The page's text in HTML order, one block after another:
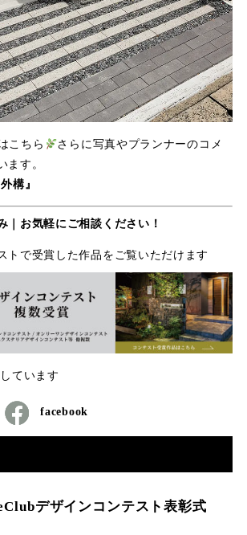
こちら
さらに写真やプランナーのコメ
す。
構』
｜お気軽にご相談ください！
で受賞した作品をご覧いただけます
ています
facebook
デザインコンテスト表彰式